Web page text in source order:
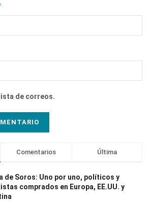
de correos.
Comentarios Última
de Soros: Uno por uno, políticos y
comprados en Europa, EE.UU. y